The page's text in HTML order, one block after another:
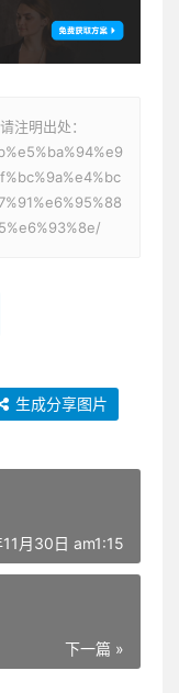
注明出处：
生成分享图片
月30日 am1:15
下一篇 »